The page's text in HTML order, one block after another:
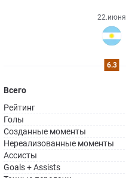
22.июня
6.3
Всего
Рейтинг
Голы
Созданные моменты
Нереализованные моменты
Ассисты
Goals + Assists